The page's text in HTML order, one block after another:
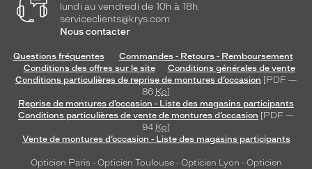
lundi au vendredi de 10h à 18h.
serviceclients@krys.com
Nous contacter
Questions fréquentes
Commandes - Retours - Remboursement
Conditions des offres sur le site
Conditions générales de vente
Conditions particulières de reprise de montures d’occasion [PDF —
86 Ko]
Reprise de montures d’occasion - Liste des magasins participants
Conditions particulières de vente de montures d’occasion [PDF —
94 Ko]
Vente de montures d’occasion - Liste des magasins participants
Opticien Paris - Opticien Toulouse- Opticien Lyon - Opticien